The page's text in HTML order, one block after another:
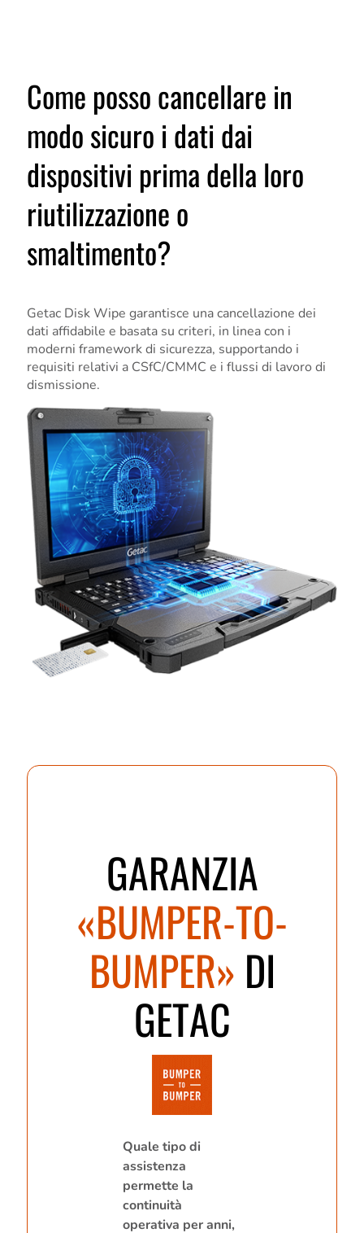
Come posso cancellare in
modo sicuro i dati dai
dispositivi prima della loro
riutilizzazione o
smaltimento?
Getac Disk Wipe garantisce una cancellazione dei
dati affidabile e basata su criteri, in linea con i
moderni framework di sicurezza, supportando i
requisiti relativi a CSfC/CMMC e i flussi di lavoro di
dismissione.
GARANZIA
«BUMPER-TO-
BUMPER» DI
GETAC
Quale tipo di
assistenza
permette la
continuità
operativa per anni,